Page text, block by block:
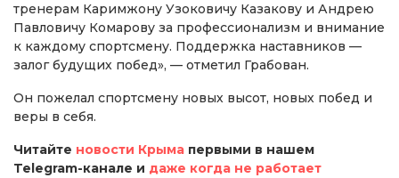
тренерам Каримжону Узоковичу Казакову и Андрею
Павловичу Комарову за профессионализм и внимание
к каждому спортсмену. Поддержка наставников —
залог будущих побед», — отметил Грабован.
Он пожелал спортсмену новых высот, новых побед и
веры в себя.
Читайте новости Крыма первыми в нашем
Telegram-канале и даже когда не работает